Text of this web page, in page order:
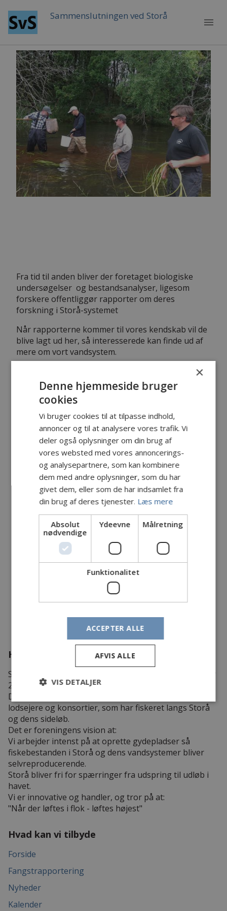
Sammenslutningen ved Storå
menu
Fra tid til anden bliver der foretaget biologiske
undersøgelser og bestandsanalyser, ligesom
forskere offentliggør rapporter om deres
forskning i Storå-systemet
Når rapporterne kommer til vores kendskab vil de
blive lagt ud her, så interesserede kan finde ud af
mere om vort vandsystem.
venstre.
Hvem er vi
Sammenslutningen ved Storå blev født den 18. februar
2009.
Den består af en kreds af sportsfiskerforeninger,
lodsejere og konsortier, som har fiskeret langs Storå
og dens sideløb.
Det er foreningens vision at:
Vi arbejder intenst på at oprette gydepladser så
fiskebestanden i Storå og dens vandsystemer bliver
selvreproducerende.
Storå bliver fri for spærringer fra udspring til udløb i
havet.
Vi er innovative og handler, og tror på at:
"Når der løftes i flok - løftes højest"
Hvad kan vi tilbyde
Forside
Fangstrapportering
Nyheder
Kalender
×
Denne hjemmeside bruger
cookies
Vi bruger cookies til at tilpasse indhold,
annoncer og til at analysere vores trafik. Vi
deler også oplysninger om din brug af
vores websted med vores annoncerings-
og analysepartnere, som kan kombinere
dem med andre oplysninger, som du har
givet dem, eller som de har indsamlet fra
din brug af deres tjenester. Læs mere
Absolut
nødvendige
Ydeevne Målretning
Funktionalitet
ACCEPTER ALLE
AFVIS ALLE
VIS DETALJER